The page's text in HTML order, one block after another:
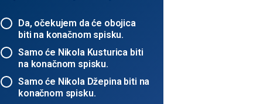
Da, očekujem da će obojica
biti na konačnom spisku.
Samo će Nikola Kusturica biti
na konačnom spisku.
Samo će Nikola Džepina biti na
konačnom spisku.